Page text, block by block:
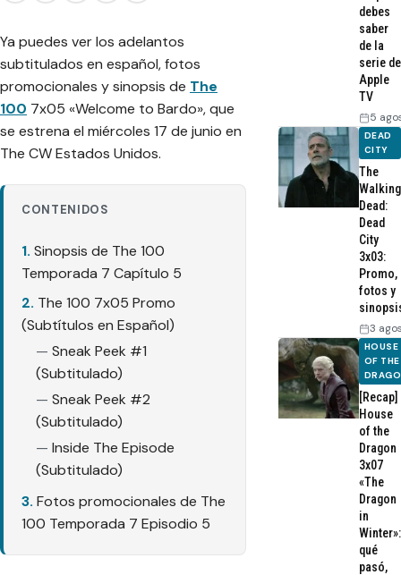
Ya puedes ver los adelantos
subtitulados en español, fotos
promocionales y sinopsis de The
100 7x05 «Welcome to Bardo», que
se estrena el miércoles 17 de junio en
The CW Estados Unidos.
CONTENIDOS
Sinopsis de The 100
Temporada 7 Capítulo 5
The 100 7x05 Promo
(Subtítulos en Español)
Sneak Peek #1
(Subtitulado)
Sneak Peek #2
(Subtitulado)
Inside The Episode
(Subtitulado)
Fotos promocionales de The
100 Temporada 7 Episodio 5
debes
saber
de la
serie de
Apple
TV
5
DEAD
CITY
The
Walking
Dead:
Dead
City
3x03:
Promo,
fotos y
3
HOUSE
OF THE
[Recap]
House
of the
Dragon
3x07
«The
Dragon
in
Winter»:
qué
pasó,